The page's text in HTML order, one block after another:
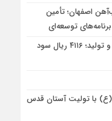
اصفهان؛ تأمین
توسعه‌ای
رکوردشکنی پتروشیمی جم در سودآوری و تولید؛ ۴۱۱۶ ریال سود
(ع) با تولیت آستان قدس